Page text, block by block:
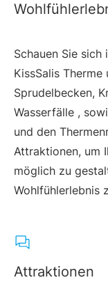
Schauen Sie
KissSalis
Sprudelbecken,
Wasserfälle ,
und den
Attraktionen, um
möglich zu
Wohlfühlerlebnis
Attraktionen